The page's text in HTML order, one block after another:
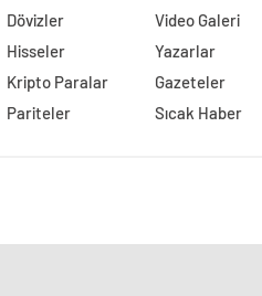
Dövizler
Hisseler
Kripto Paralar
Pariteler
Video Galeri
Yazarlar
Gazeteler
Sıcak Haber